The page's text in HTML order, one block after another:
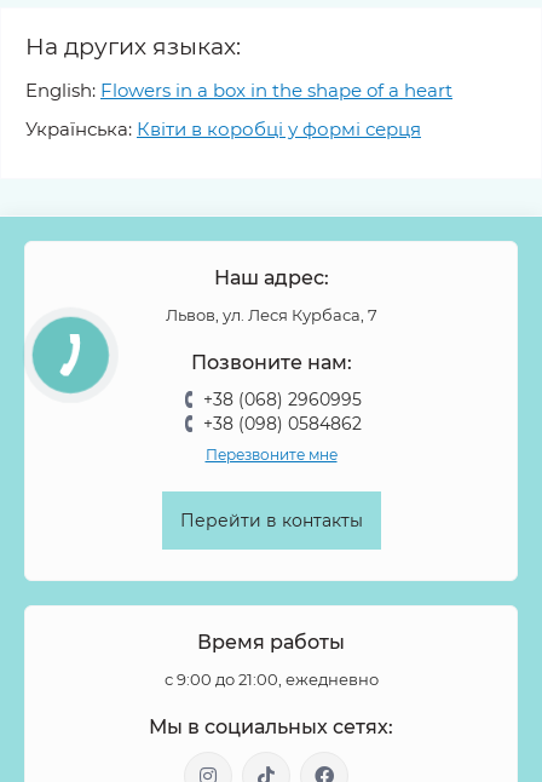
На других языках:
English: Flowers in a box in the shape of a heart
Українська: Квіти в коробці у формі серця
Наш адрес:
Львов, ул. Леся Курбаса, 7
Позвоните нам:
+38 (068) 2960995
+38 (098) 0584862
Перезвоните мне
Перейти в контакты
Время работы
с 9:00 до 21:00, ежедневно
Мы в социальных сетях: